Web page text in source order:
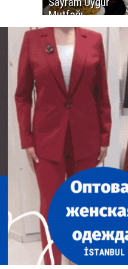
Mutfağı